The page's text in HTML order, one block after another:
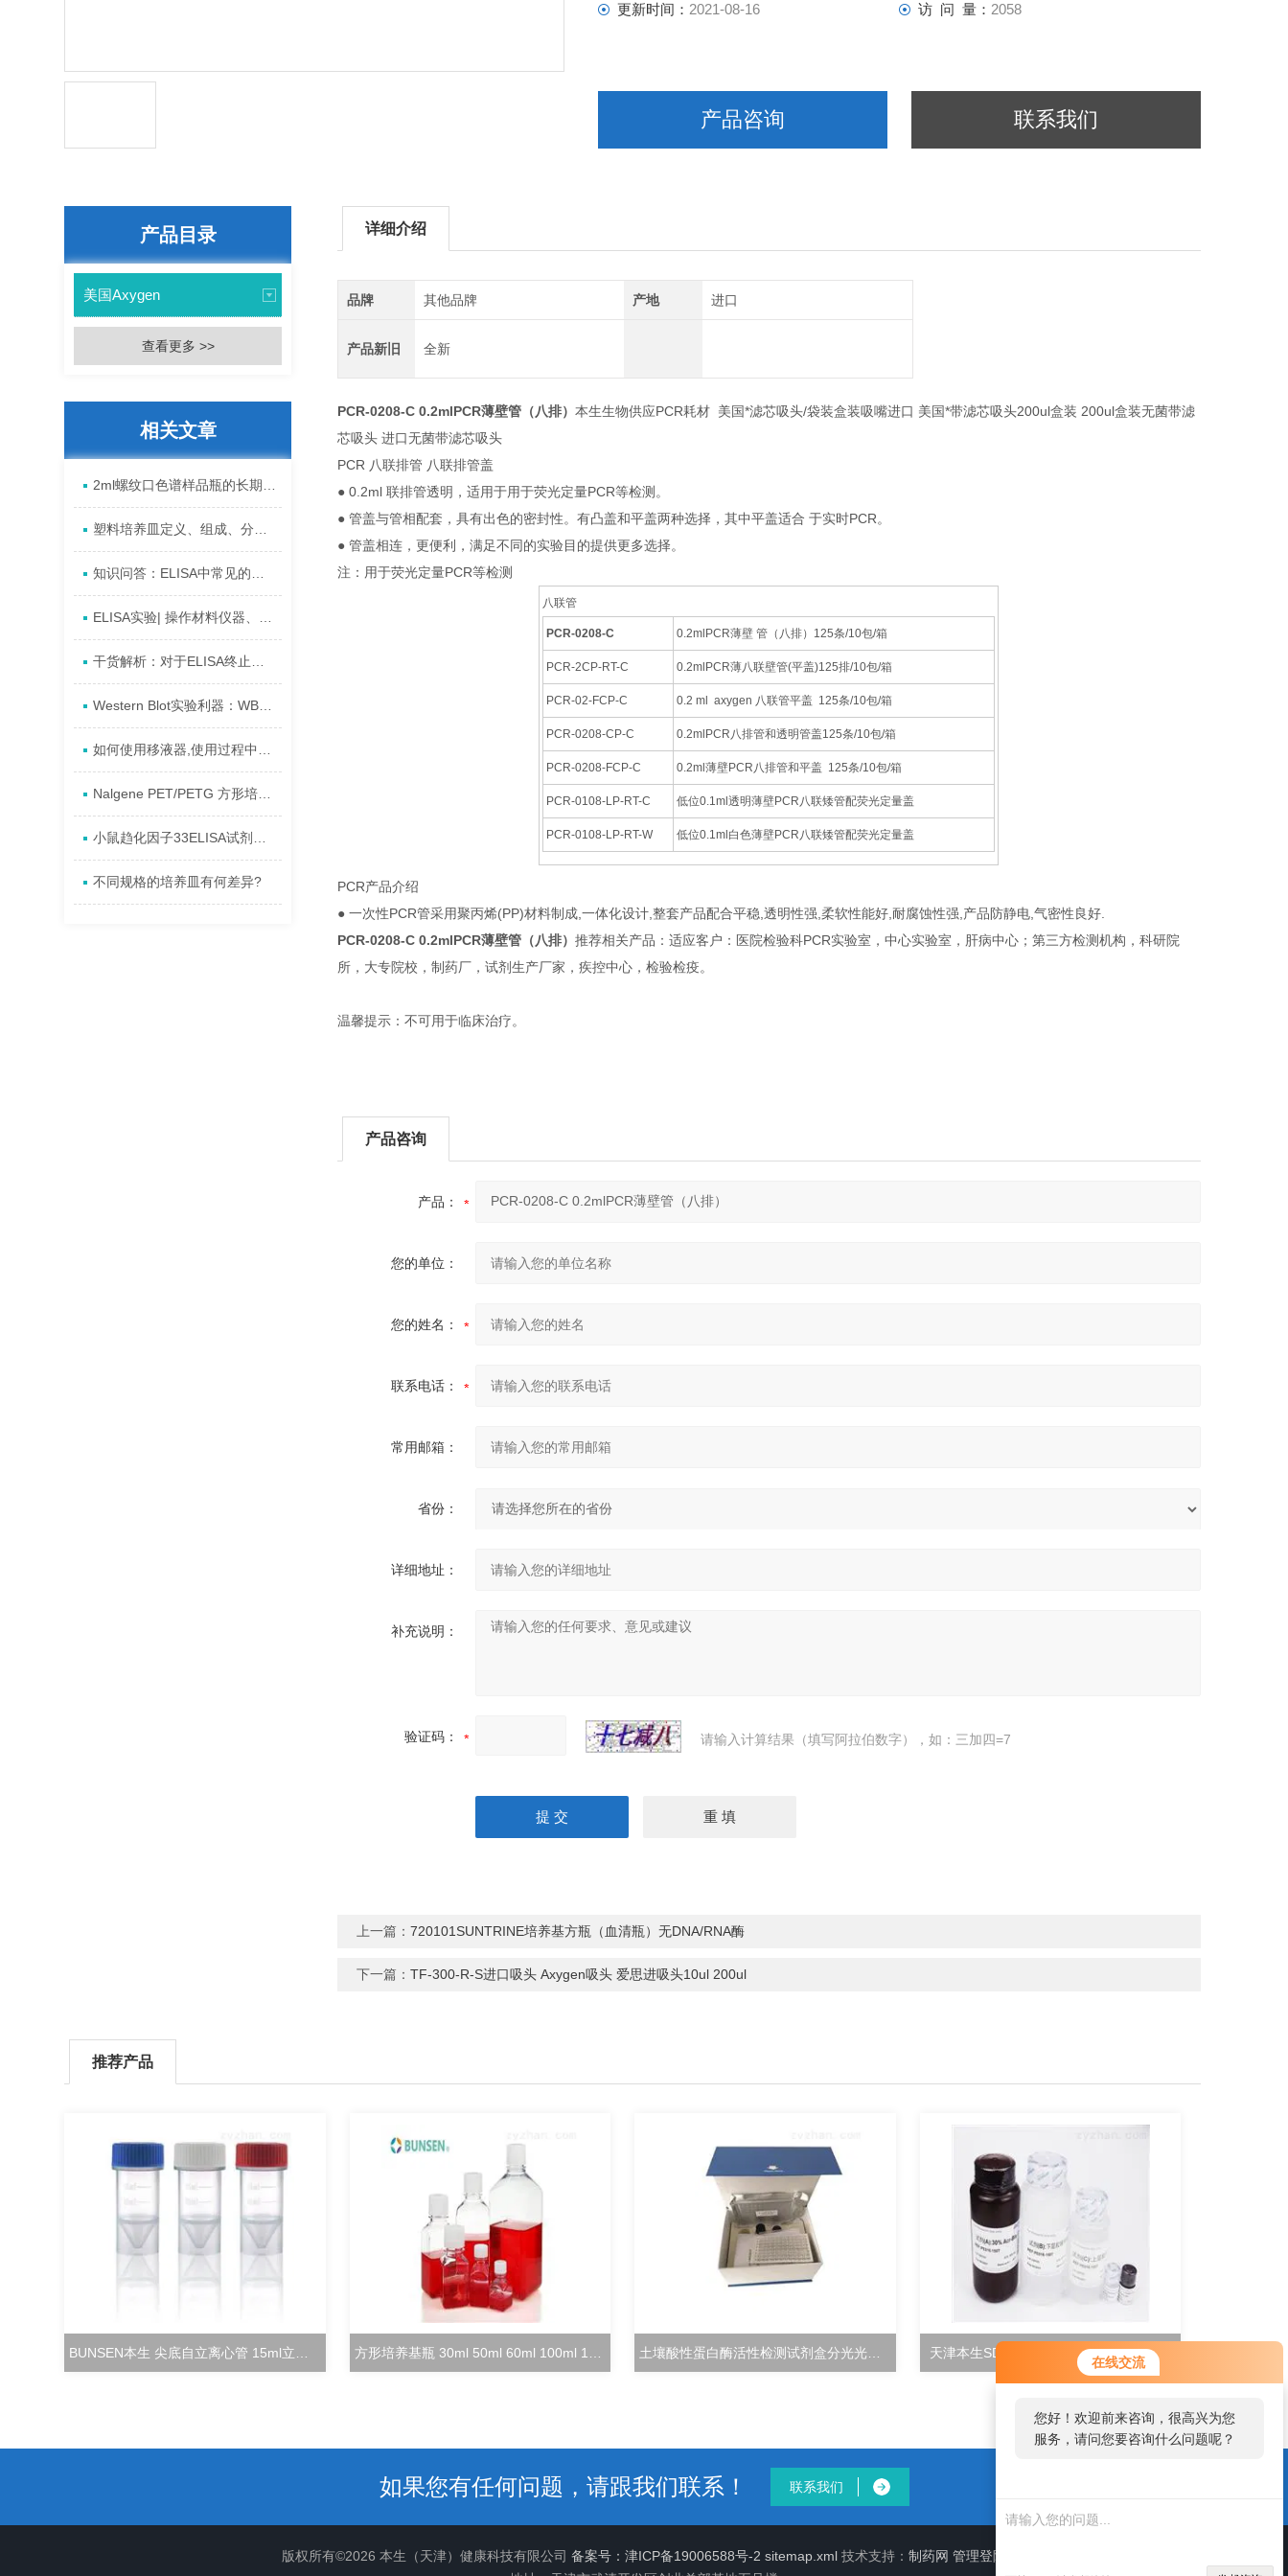
在线交流
您好！欢迎前来咨询，很高兴为您
服务，请问您要咨询什么问题呢？
更新时间： 2021-08-16 访 问 量： 2058
产品咨询 联系我们
产品目录
美国Axygen
查看更多 >>
相关文章
不同规格的培养皿有何差异?
详细介绍
品牌 其他品牌 产地 进口
产品新旧 全新
PCR-0208-C 0.2mlPCR薄壁管（八排） 本生生物供应PCR耗材 美国*滤芯吸头/袋装盒装吸嘴进口 美国*带滤芯吸头200ul盒装 200ul盒装无菌带滤
芯吸头 进口无菌带滤芯吸头
PCR 八联排管 八联排管盖
● 0.2ml 联排管透明，适用于用于荧光定量PCR等检测。
● 管盖与管相配套，具有出色的密封性。有凸盖和平盖两种选择，其中平盖适合 于实时PCR。
● 管盖相连，更便利，满足不同的实验目的提供更多选择。
注：用于荧光定量PCR等检测
八联管
PCR-0208-C 0.2mlPCR薄壁 管（八排）125条/10包/箱
PCR-2CP-RT-C 0.2mlPCR薄八联壁管(平盖)125排/10包/箱
PCR-02-FCP-C 0.2 ml axygen 八联管平盖 125条/10包/箱
PCR-0208-CP-C 0.2mlPCR八排管和透明管盖125条/10包/箱
PCR-0208-FCP-C 0.2ml薄壁PCR八排管和平盖 125条/10包/箱
PCR-0108-LP-RT-C 低位0.1ml透明薄壁PCR八联矮管配荧光定量盖
PCR-0108-LP-RT-W 低位0.1ml白色薄壁PCR八联矮管配荧光定量盖
PCR产品介绍
● 一次性PCR管采用聚丙烯(PP)材料制成,一体化设计,整套产品配合平稳,透明性强,柔软性能好,耐腐蚀性强,产品防静电,气密性良好.
PCR-0208-C 0.2mlPCR薄壁管（八排） 推荐相关产品：适应客户：医院检验科PCR实验室，中心实验室，肝病中心；第三方检测机构，科研院
所，大专院校，制药厂，试剂生产厂家，疾控中心，检验检疫。
温馨提示：不可用于临床治疗。
产品咨询
产品：
您的单位：
您的姓名：
联系电话：
常用邮箱：
省份：
详细地址：
补充说明：
验证码： 请输入计算结果（填写阿拉伯数字），如：三加四=7
上一篇： 720101SUNTRINE培养基方瓶（血清瓶）无DNA/RNA酶
下一篇： TF-300-R-S进口吸头 Axygen吸头 爱思进吸头10ul 200ul
推荐产品
天津本生SDS-PAGE凝胶快速配制试剂盒
如果您有任何问题，请跟我们联系！ 联系我们
版权所有©2026 本生（天津）健康科技有限公司 备案号：津ICP备19006588号-2 sitemap.xml 技术支持： 制药网 管理登陆